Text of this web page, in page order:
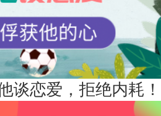
户 谢思明 通过此页面咨询，已获得专属情感方案
山 139****6034
16分钟前
静默 通过此页面咨询，已获得专属情感方案
庆 157****9228
47分钟前
惊鸿客 通过此页面咨询，已获得专属情感方案
182****3546
9分钟前
谈恋爱，拒绝内耗！